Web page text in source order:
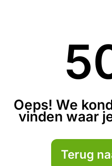
Oeps! We
vinden waar
Terug